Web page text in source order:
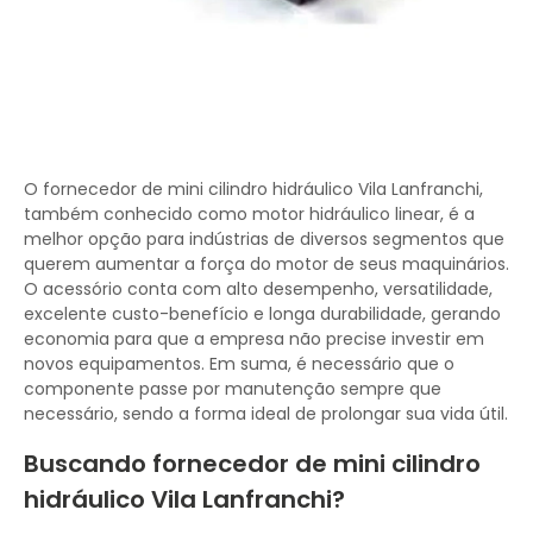
O fornecedor de mini cilindro hidráulico Vila Lanfranchi,
também conhecido como motor hidráulico linear, é a
melhor opção para indústrias de diversos segmentos que
querem aumentar a força do motor de seus maquinários.
O acessório conta com alto desempenho, versatilidade,
excelente custo-benefício e longa durabilidade, gerando
economia para que a empresa não precise investir em
novos equipamentos. Em suma, é necessário que o
componente passe por manutenção sempre que
necessário, sendo a forma ideal de prolongar sua vida útil.
Buscando fornecedor de mini cilindro
hidráulico Vila Lanfranchi?